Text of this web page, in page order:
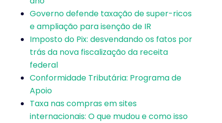
Governo defende taxação de super-ricos
e ampliação para isenção de IR
Imposto do Pix: desvendando os fatos por
trás da nova fiscalização da receita
federal
Conformidade Tributária: Programa de
Apoio
Taxa nas compras em sites
internacionais: O que mudou e como isso